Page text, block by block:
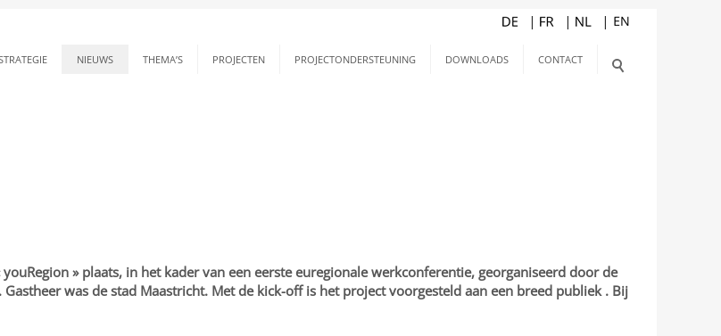
NIEUWS THEMA’S PROJECTEN PROJECTONDERSTEUNING DOWNLOADS CONTACT
» plaats, in het kader van een eerste euregionale werkconferentie, georganiseerd door de
was de stad Maastricht. Met de kick-off is het project voorgesteld aan een breed publiek . Bij